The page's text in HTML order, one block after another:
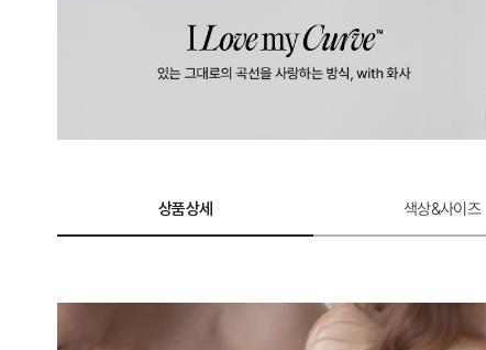
상품상세 색상&사이즈